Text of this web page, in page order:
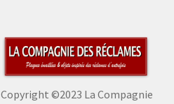
Copyright ©2023 La Compagnie